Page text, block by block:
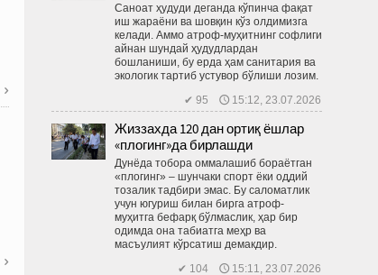


Саноат ҳудуди деганда кўпинча фақат
иш жараёни ва шовқин кўз олдимизга
келади. Аммо атроф-муҳитнинг софлиги
айнан шундай ҳудудлардан
бошланиши, бу ерда ҳам санитария ва
экологик тартиб устувор бўлиши лозим.
✔ 95 🕔 15:12, 23.07.2026
Жиззахда 120 дан ортиқ ёшлар
«плогинг»да бирлашди
Дунёда тобора оммалашиб бораётган
«плогинг» – шунчаки спорт ёки оддий
тозалик тадбири эмас. Бу саломатлик
учун югуриш билан бирга атроф-
муҳитга бефарқ бўлмаслик, ҳар бир
одимда она табиатга меҳр ва
масъулият кўрсатиш демакдир.
✔ 104 🕔 15:11, 23.07.2026